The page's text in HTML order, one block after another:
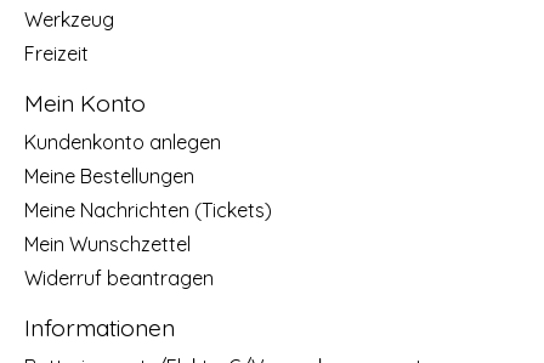
Werkzeug
Freizeit
Mein Konto
Kundenkonto anlegen
Meine Bestellungen
Meine Nachrichten (Tickets)
Mein Wunschzettel
Widerruf beantragen
Informationen